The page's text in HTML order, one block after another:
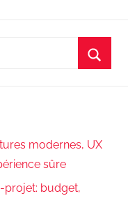
modernes, UX
sûre
projet: budget,